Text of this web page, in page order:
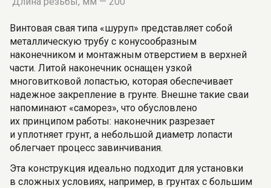
Винтовая свая типа «шуруп» представляет собой
металлическую трубу с конусообразным
наконечником и монтажным отверстием в верхней
части. Литой наконечник оснащен узкой
многовитковой лопастью, которая обеспечивает
надежное закрепление в грунте. Внешне такие сваи
напоминают «саморез», что обусловлено
их принципом работы: наконечник разрезает
и уплотняет грунт, а небольшой диаметр лопасти
облегчает процесс завинчивания.
Эта конструкция идеально подходит для установки
в сложных условиях, например, в грунтах с большим